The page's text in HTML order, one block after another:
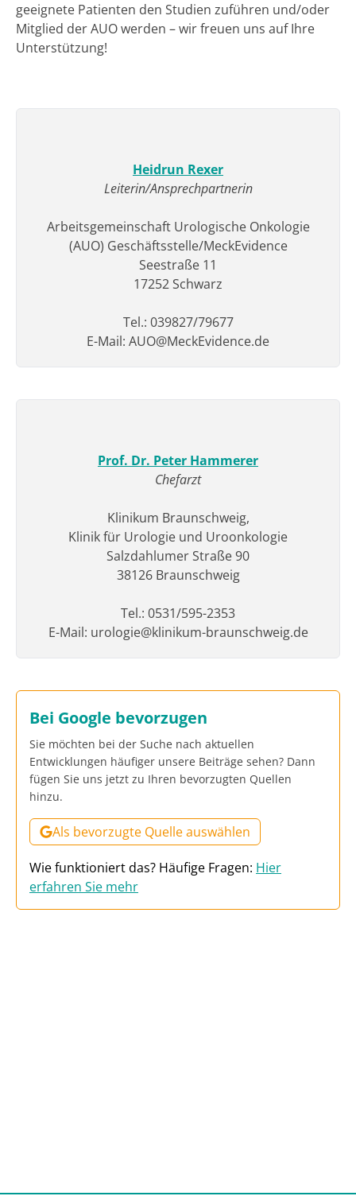
geeignete Patienten den Studien zuführen und/oder
Mitglied der AUO werden – wir freuen uns auf Ihre
Unterstützung!
Heidrun Rexer
Leiterin/Ansprechpartnerin
Arbeitsgemeinschaft Urologische Onkologie
(AUO) Geschäftsstelle/MeckEvidence
Seestraße 11
17252 Schwarz
Tel.: 039827/79677
E-Mail: AUO@MeckEvidence.de
Prof. Dr. Peter Hammerer
Chefarzt
Klinikum Braunschweig,
Klinik für Urologie und Uroonkologie
Salzdahlumer Straße 90
38126 Braunschweig
Tel.: 0531/595-2353
E-Mail: urologie@klinikum-braunschweig.de
Bei Google bevorzugen
Sie möchten bei der Suche nach aktuellen
Entwicklungen häufiger unsere Beiträge sehen? Dann
fügen Sie uns jetzt zu Ihren bevorzugten Quellen
hinzu.
Als bevorzugte Quelle auswählen
Wie funktioniert das? Häufige Fragen: Hier
erfahren Sie mehr